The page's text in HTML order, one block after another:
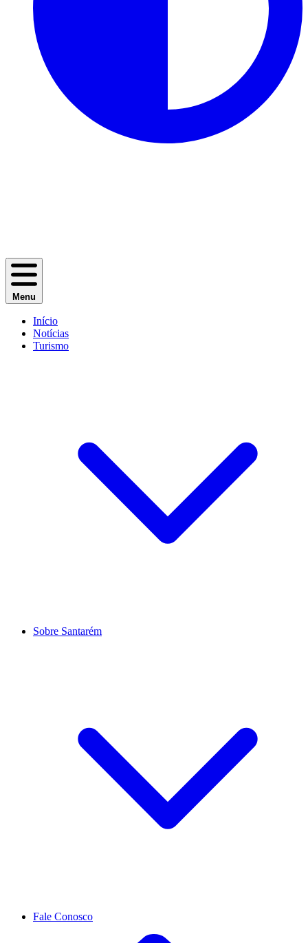
Menu
Início
Notícias
Turismo
Sobre Santarém
Fale Conosco